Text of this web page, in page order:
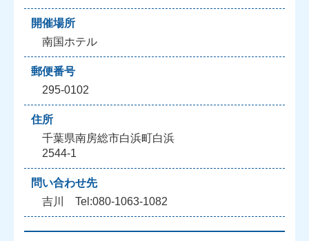
開催場所
南国ホテル
郵便番号
295-0102
住所
千葉県南房総市白浜町白浜
2544-1
問い合わせ先
吉川 Tel:080-1063-1082